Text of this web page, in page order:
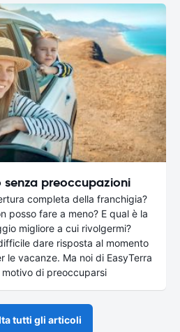
senza preoccupazioni
completa della franchigia?
posso fare a meno? E qual è la
migliore a cui rivolgermi?
dare risposta al momento
le vacanze. Ma noi di EasyTerra
di preoccuparsi
tutti gli articoli